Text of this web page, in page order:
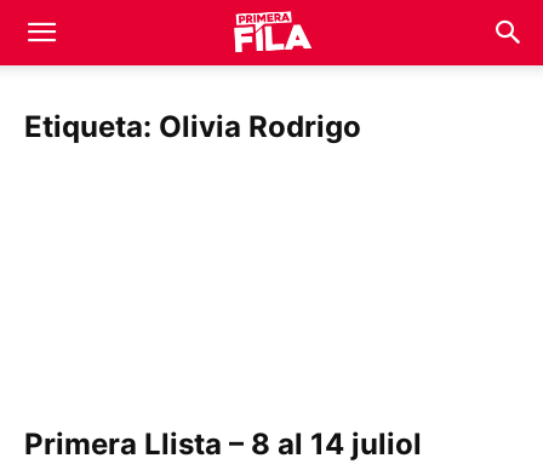
Etiqueta: Olivia Rodrigo
Primera Llista – 8 al 14 juliol